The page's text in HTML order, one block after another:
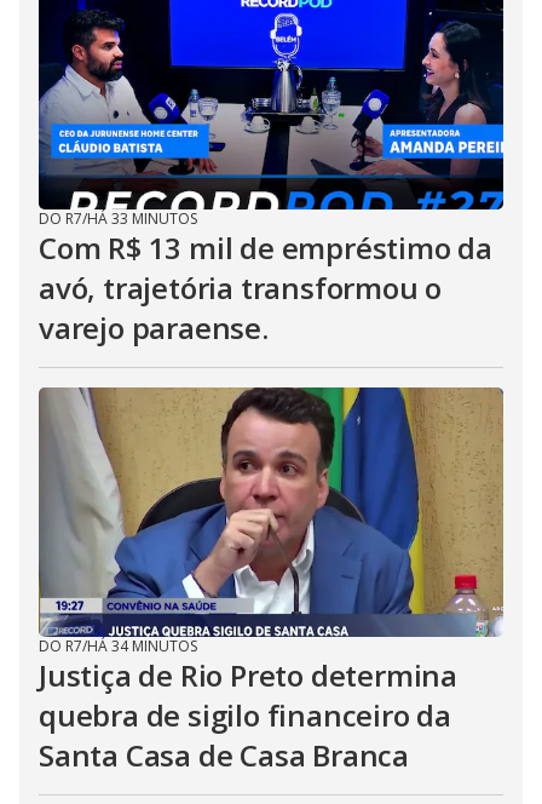
DO R7/HÁ 33 MINUTOS
Com R$ 13 mil de empréstimo da
avó, trajetória transformou o
varejo paraense.
DO R7/HÁ 34 MINUTOS
Justiça de Rio Preto determina
quebra de sigilo financeiro da
Santa Casa de Casa Branca